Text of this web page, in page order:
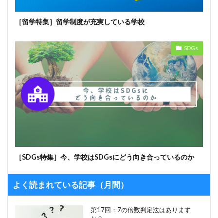
［留学特集］留学制度が充実している学校
SDGs
［SDGs特集］今、学校はSDGsにどう向き合っているのか
よく読まれている記事（月間）
第17回：7の倍数判定法はあります